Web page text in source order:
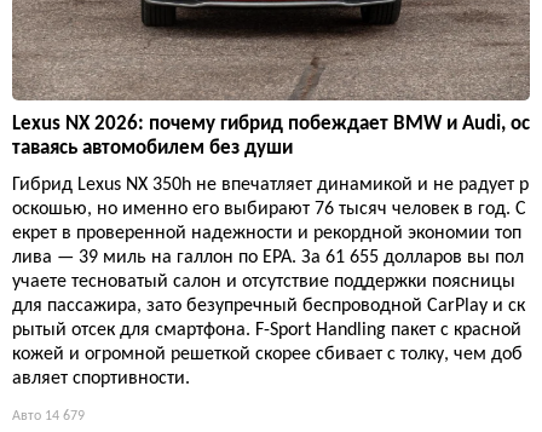
Lexus NX 2026: почему гибрид побеждает BMW и Audi, ос
таваясь автомобилем без души
Гибрид Lexus NX 350h не впечатляет динамикой и не радует р
оскошью, но именно его выбирают 76 тысяч человек в год. С
екрет в проверенной надежности и рекордной экономии топ
лива — 39 миль на галлон по EPA. За 61 655 долларов вы пол
учаете тесноватый салон и отсутствие поддержки поясницы
для пассажира, зато безупречный беспроводной CarPlay и ск
рытый отсек для смартфона. F-Sport Handling пакет с красной
кожей и огромной решеткой скорее сбивает с толку, чем доб
авляет спортивности.
Авто 14 679